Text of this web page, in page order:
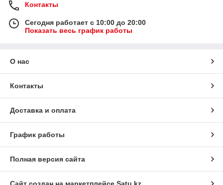
Контакты
Сегодня работает с 10:00 до 20:00
Показать весь график работы
О нас
Контакты
Доставка и оплата
График работы
Полная версия сайта